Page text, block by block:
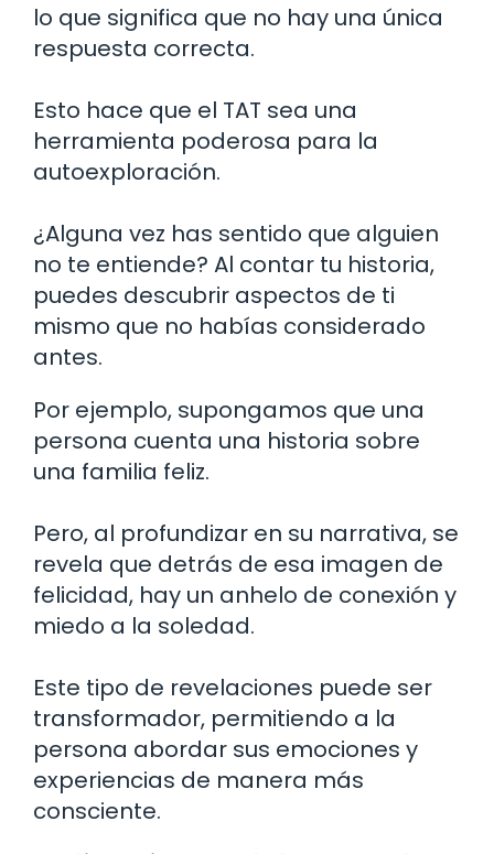
lo que significa que no hay una única
respuesta correcta.
Esto hace que el TAT sea una
herramienta poderosa para la
autoexploración.
¿Alguna vez has sentido que alguien
no te entiende? Al contar tu historia,
puedes descubrir aspectos de ti
mismo que no habías considerado
antes.
Por ejemplo, supongamos que una
persona cuenta una historia sobre
una familia feliz.
Pero, al profundizar en su narrativa, se
revela que detrás de esa imagen de
felicidad, hay un anhelo de conexión y
miedo a la soledad.
Este tipo de revelaciones puede ser
transformador, permitiendo a la
persona abordar sus emociones y
experiencias de manera más
consciente.